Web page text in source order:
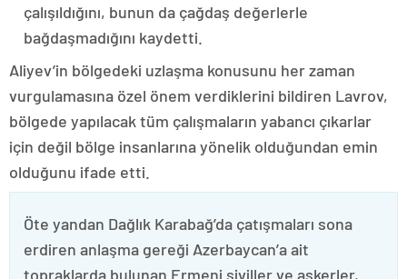
çalışıldığını, bunun da çağdaş değerlerle
bağdaşmadığını kaydetti.
Aliyev’in bölgedeki uzlaşma konusunu her zaman
vurgulamasına özel önem verdiklerini bildiren Lavrov,
bölgede yapılacak tüm çalışmaların yabancı çıkarlar
için değil bölge insanlarına yönelik olduğundan emin
olduğunu ifade etti.
Öte yandan Dağlık Karabağ’da çatışmaları sona
erdiren anlaşma gereği Azerbaycan’a ait
topraklarda bulunan Ermeni siviller ve askerler,